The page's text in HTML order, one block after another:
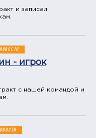
и записал
НОВОСТИ
- игрок
с нашей командой и